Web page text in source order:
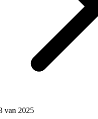
van 2025